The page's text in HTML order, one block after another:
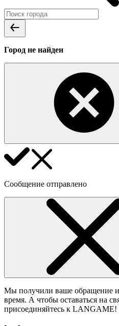
Город не найден
Сообщение отправлено
Мы получили ваше обращение
время. А чтобы оставаться на
присоединяйтесь к LANGAME!